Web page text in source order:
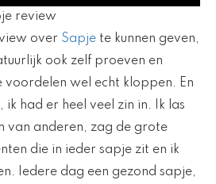
review
over Sapje te kunnen geven,
ook zelf proeven en
voordelen wel echt kloppen. En
ik had er heel veel zin in. Ik las
van anderen, zag de grote
die in ieder sapje zit en ik
Iedere dag een gezond sapje,